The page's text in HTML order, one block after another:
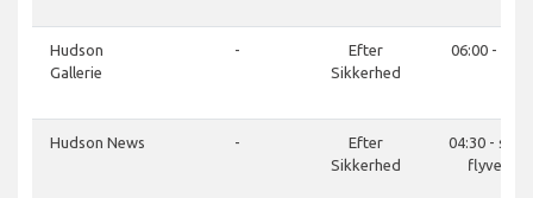
Hudson
Gallerie
-
Efter
Sikkerhed
06:00 -
Hudson News -
Efter
Sikkerhed
04:30 -
flyvetur